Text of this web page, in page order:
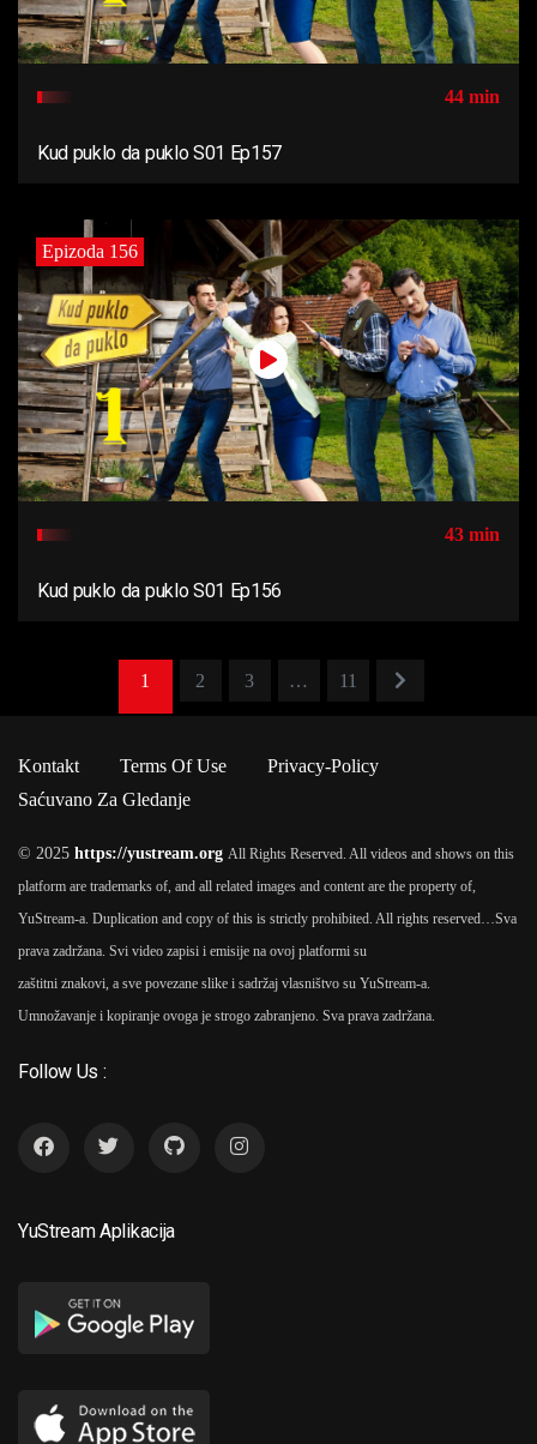
44 min
Kud puklo da puklo S01 Ep157
Epizoda 156
43 min
Kud puklo da puklo S01 Ep156
1 2 3 … 11
Kontakt Terms Of Use
Privacy-Policy
Saćuvano Za Gledanje
© 2025 https://yustream.org All Rights Reserved. All videos and shows on this
platform are trademarks of, and all related images and content are the property of,
YuStream-a. Duplication and copy of this is strictly prohibited. All rights reserved… Sva
prava zadržana. Svi video zapisi i emisije na ovoj platformi su
zaštitni znakovi, a sve povezane slike i sadržaj vlasništvo su YuStream-a.
Umnožavanje i kopiranje ovoga je strogo zabranjeno. Sva prava zadržana.
Follow Us :
YuStream Aplikacija